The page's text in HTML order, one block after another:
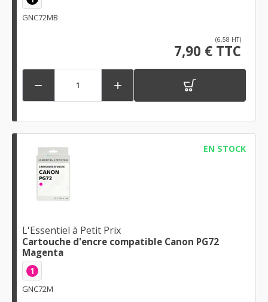
GNC72MB
(6,58 HT)
7,90 € TTC
 
EN STOCK
L'Essentiel à Petit Prix
Cartouche d'encre compatible Canon PG72
Magenta
1
GNC72M